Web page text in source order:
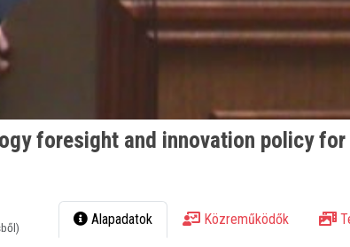
foresight and innovation policy for
Alapadatok Közreműködők